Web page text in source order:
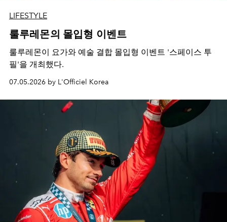
LIFESTYLE
룰루레몬의 몰입형 이벤트
룰루레몬이 요가와 예술 결합 몰입형 이벤트 '스페이스 투
필'을 개최했다.
07.05.2026 by L'Officiel Korea